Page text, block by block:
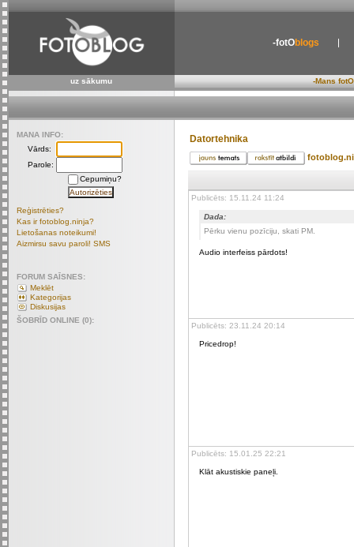
-fotOblogs
uz sākumu -Mans
Datortehnika
Publicēts: 15.11.24 11:24
Dada:
Pērku vienu pozīciju, skati PM.
Audio interfeiss pārdots!
Publicēts: 23.11.24 20:14
Pricedrop!
Publicēts: 15.01.25 22:21
Klāt akustiskie paneļi.
MANA INFO:
Vārds:
Parole:
Cepumiņu?
Reģistrēties?
Kas ir fotoblog.ninja?
Lietošanas noteikumi!
Aizmirsu savu paroli! SMS
FORUM SAĪSNES:
Meklēt
Kategorijas
Diskusijas
ŠOBRĪD ONLINE (0):